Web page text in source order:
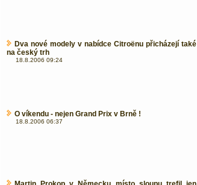
Dva nové modely v nabídce Citroënu přicházejí také
na český trh
18.8.2006 09:24
O víkendu - nejen Grand Prix v Brně !
18.8.2006 06:37